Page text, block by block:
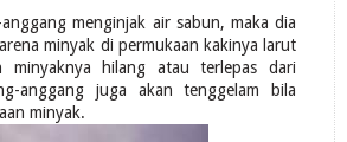
menginjak air sabun, maka dia
minyak di permukaan kakinya larut
hilang atau terlepas dari
anggang juga akan tenggelam bila
minyak.